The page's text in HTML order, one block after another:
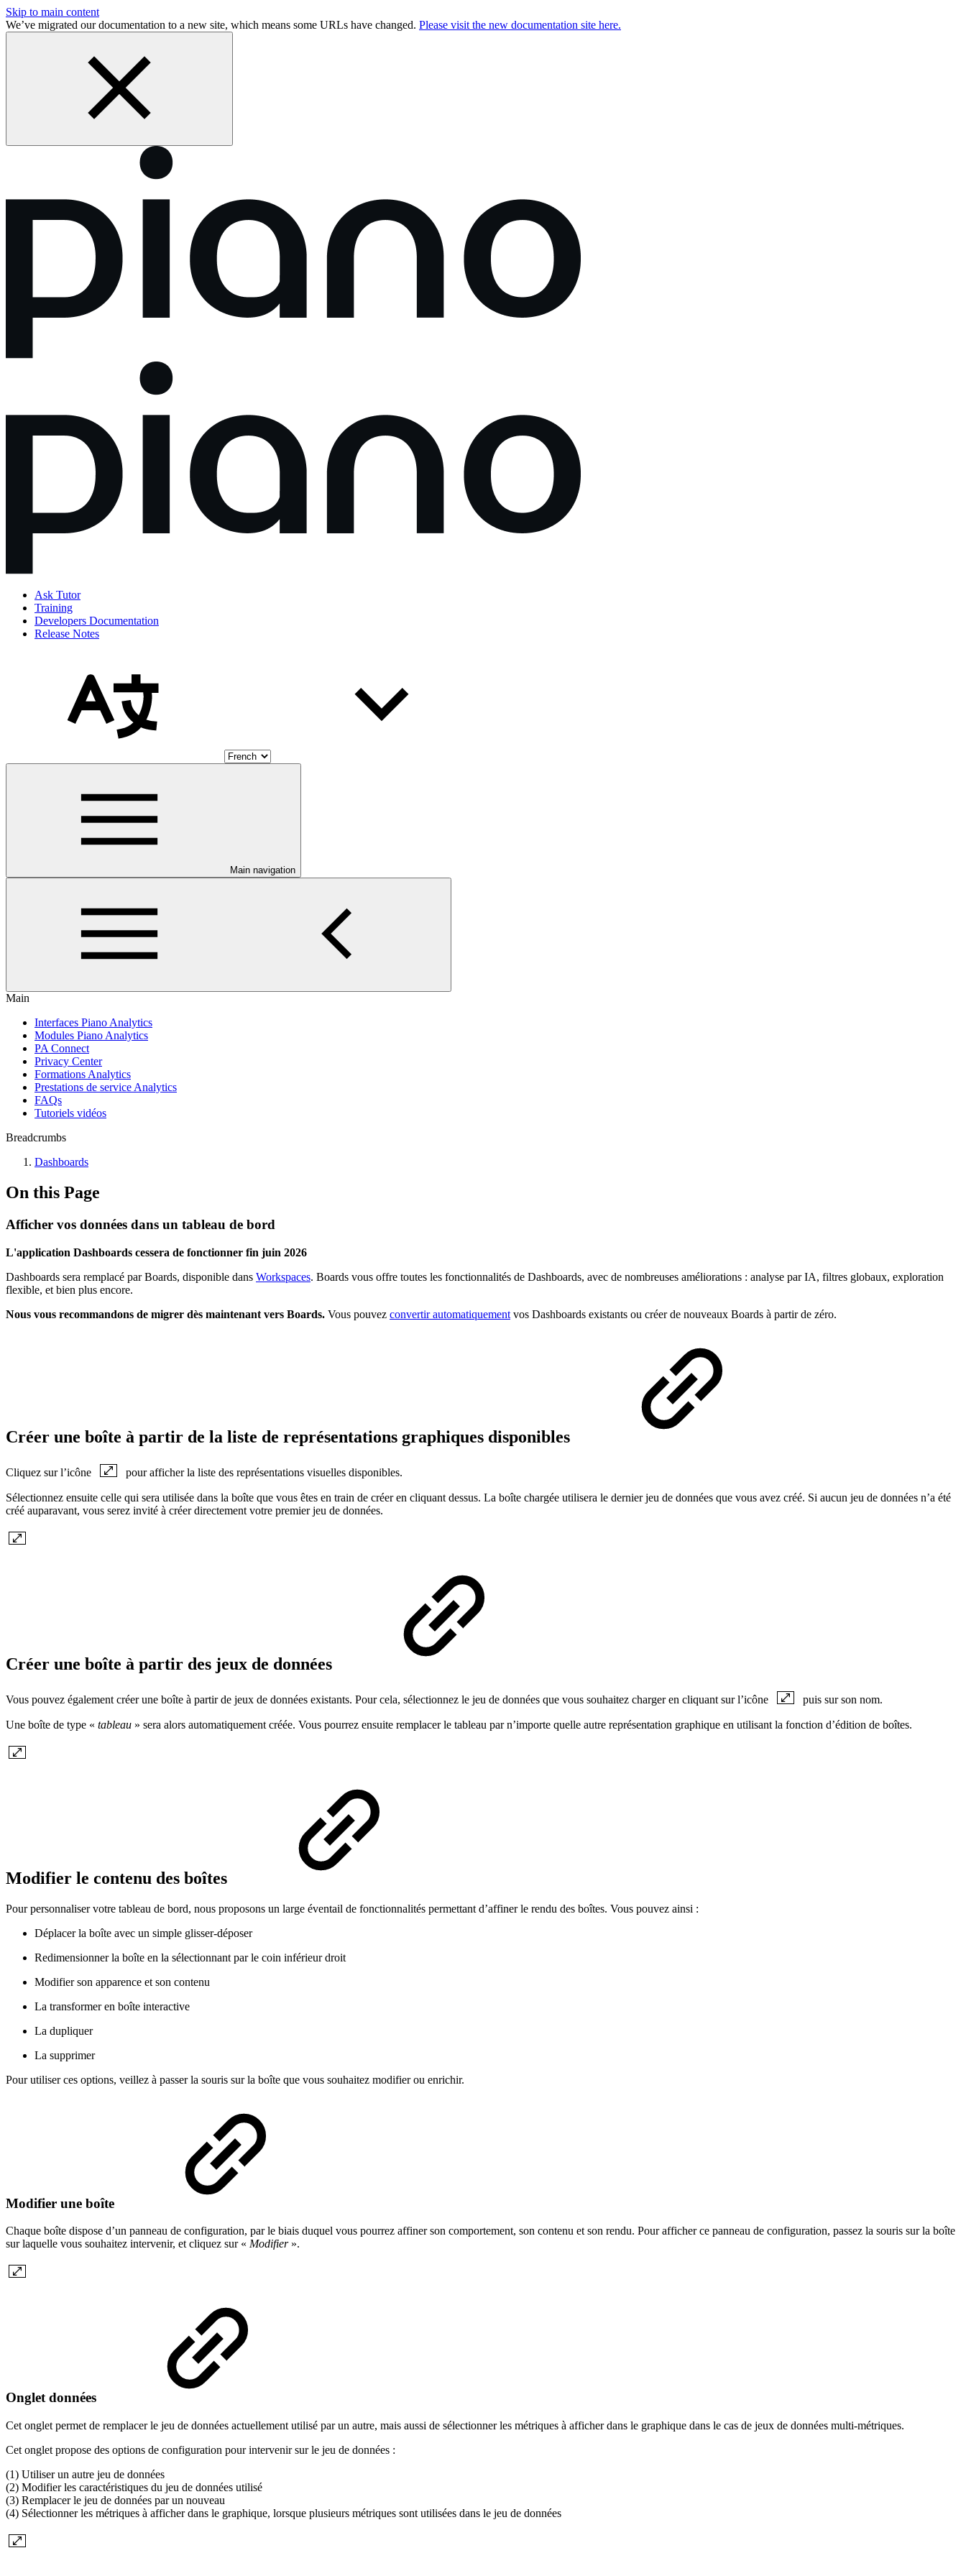
Skip to main content
We’ve migrated our documentation to a new site, which means some URLs have changed. Please visit the new documentation site here.
Ask Tutor
Training
Developers Documentation
Release Notes
Main navigation
Main
Interfaces Piano Analytics
Modules Piano Analytics
PA Connect
Privacy Center
Formations Analytics
Prestations de service Analytics
FAQs
Tutoriels vidéos
Breadcrumbs
Dashboards
On this Page
Afficher vos données dans un tableau de bord
L'application Dashboards cessera de fonctionner fin juin 2026
Dashboards sera remplacé par Boards, disponible dans Workspaces. Boards vous offre toutes les fonctionnalités de Dashboards, avec de nombreuses améliorations : analyse par IA, filtres globaux, exploration
flexible, et bien plus encore.
Nous vous recommandons de migrer dès maintenant vers Boards. Vous pouvez convertir automatiquement vos Dashboards existants ou créer de nouveaux Boards à partir de zéro.
Créer une boîte à partir de la liste de représentations graphiques disponibles
Cliquez sur l’icône pour afficher la liste des représentations visuelles disponibles.
Sélectionnez ensuite celle qui sera utilisée dans la boîte que vous êtes en train de créer en cliquant dessus. La boîte chargée utilisera le dernier jeu de données que vous avez créé. Si aucun jeu de données n’a été
créé auparavant, vous serez invité à créer directement votre premier jeu de données.
Créer une boîte à partir des jeux de données
Vous pouvez également créer une boîte à partir de jeux de données existants. Pour cela, sélectionnez le jeu de données que vous souhaitez charger en cliquant sur l’icône puis sur son nom.
Une boîte de type « tableau » sera alors automatiquement créée. Vous pourrez ensuite remplacer le tableau par n’importe quelle autre représentation graphique en utilisant la fonction d’édition de boîtes.
Modifier le contenu des boîtes
Pour personnaliser votre tableau de bord, nous proposons un large éventail de fonctionnalités permettant d’affiner le rendu des boîtes. Vous pouvez ainsi :
Déplacer la boîte avec un simple glisser-déposer
Redimensionner la boîte en la sélectionnant par le coin inférieur droit
Modifier son apparence et son contenu
La transformer en boîte interactive
La dupliquer
La supprimer
Pour utiliser ces options, veillez à passer la souris sur la boîte que vous souhaitez modifier ou enrichir.
Modifier une boîte
Chaque boîte dispose d’un panneau de configuration, par le biais duquel vous pourrez affiner son comportement, son contenu et son rendu. Pour afficher ce panneau de configuration, passez la souris sur la boîte
sur laquelle vous souhaitez intervenir, et cliquez sur « Modifier».
Onglet données
Cet onglet permet de remplacer le jeu de données actuellement utilisé par un autre, mais aussi de sélectionner les métriques à afficher dans le graphique dans le cas de jeux de données multi-métriques.
Cet onglet propose des options de configuration pour intervenir sur le jeu de données :
(1) Utiliser un autre jeu de données
(2) Modifier les caractéristiques du jeu de données utilisé
(3) Remplacer le jeu de données par un nouveau
(4) Sélectionner les métriques à afficher dans le graphique, lorsque plusieurs métriques sont utilisées dans le jeu de données